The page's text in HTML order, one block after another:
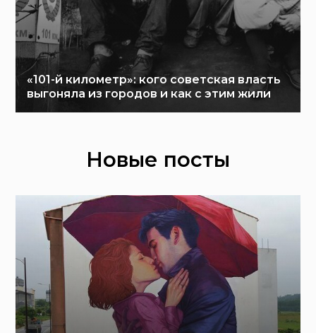
«101-й километр»: кого советская власть
выгоняла из городов и как с этим жили
Новые посты